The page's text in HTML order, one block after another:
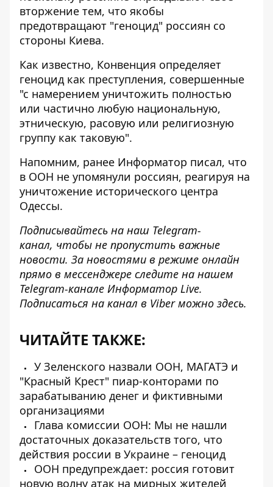
вторжение тем, что якобы
предотвращают "геноцид" россиян со
стороны Киева.
Как известно, Конвенция определяет
геноцид как преступления, совершенные
"с намерением уничтожить полностью
или частично любую национальную,
этническую, расовую или религиозную
группу как таковую".
Напомним, ранее Информатор писал, что
в ООН не упомянули россиян, реагируя на
уничтожение исторического центра
Одессы.
Подписывайтесь на наш Telegram-
канал, чтобы не пропустить важные
новости. За новостями в режиме онлайн
прямо в мессенджере следите на нашем
Telegram-канале Информатор Live.
Подписаться на канал в Viber можно здесь.
ЧИТАЙТЕ ТАКЖЕ:
У Зеленского назвали ООН, МАГАТЭ и
"Красный Крест" пиар-конторами по
зарабатыванию денег и фиктивными
организациями
Глава комиссии ООН: Мы не нашли
достаточных доказательств того, что
действия россии в Украине – геноцид
ООН предупреждает: россия готовит
новую волну атак на мирных жителей